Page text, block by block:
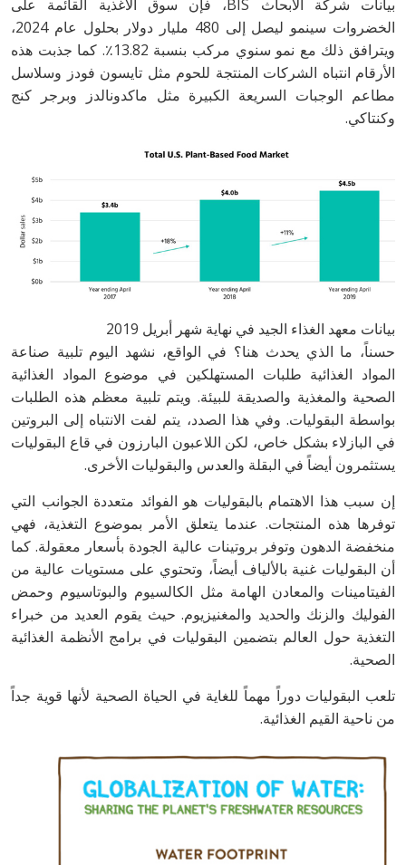
بيانات شركة الأبحاث BIS، فإن سوق الأغذية القائمة على
الخضروات سينمو ليصل إلى 480 مليار دولار بحلول عام 2024،
ويترافق ذلك مع نمو سنوي مركب بنسبة 13.82٪. كما جذبت هذه
الأرقام انتباه الشركات المنتجة للحوم مثل تايسون فودز وسلاسل
مطاعم الوجبات السريعة الكبيرة مثل ماكدونالدز وبرجر كنج
وكنتاكي.
بيانات معهد الغذاء الجيد في نهاية شهر أبريل 2019
حسناً، ما الذي يحدث هنا؟ في الواقع، نشهد اليوم تلبية صناعة
المواد الغذائية طلبات المستهلكين في موضوع المواد الغذائية
الصحية والمغذية والصديقة للبيئة. ويتم تلبية معظم هذه الطلبات
بواسطة البقوليات. وفي هذا الصدد، يتم لفت الانتباه إلى البروتين
في البازلاء بشكل خاص، لكن اللاعبون البارزون في قاع البقوليات
يستثمرون أيضاً في البقلة والعدس والبقوليات الأخرى.
إن سبب هذا الاهتمام بالبقوليات هو الفوائد متعددة الجوانب التي
توفرها هذه المنتجات. عندما يتعلق الأمر بموضوع التغذية، فهي
منخفضة الدهون وتوفر بروتينات عالية الجودة بأسعار معقولة. كما
أن البقوليات غنية بالألياف أيضاً، وتحتوي على مستويات عالية من
الفيتامينات والمعادن الهامة مثل الكالسيوم والبوتاسيوم وحمض
الفوليك والزنك والحديد والمغنيزيوم. حيث يقوم العديد من خبراء
التغذية حول العالم بتضمين البقوليات في برامج الأنظمة الغذائية
الصحية.
تلعب البقوليات دوراً مهماً للغاية في الحياة الصحية لأنها قوية جداً
من ناحية القيم الغذائية.